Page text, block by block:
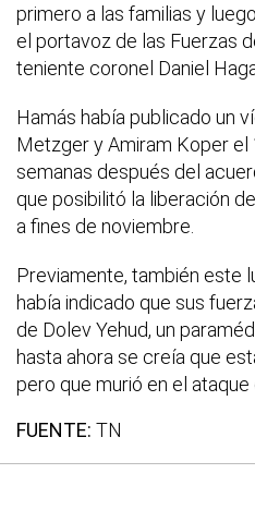
primero a las familias y
el portavoz de las Fuerzas
teniente coronel Daniel
Hamás había publicado un
Metzger y Amiram Koper el
semanas después del
que posibilitó la liberación
a fines de noviembre.
Previamente, también este
había indicado que sus
de Dolev Yehud, un
hasta ahora se creía que
pero que murió en el ataque
FUENTE: TN